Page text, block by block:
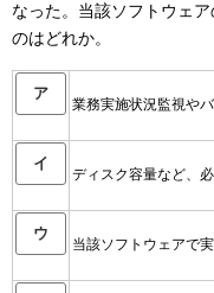
なった。当該ソフトウェ
のはどれか。
ア
業務実施状況監視や
イ
ディスク容量など、
ウ
当該ソフトウェアで